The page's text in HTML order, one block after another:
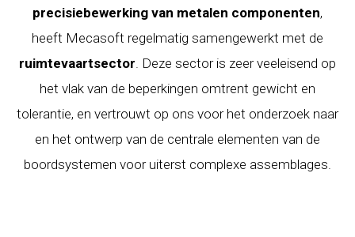
precisiebewerking van metalen componenten,
heeft Mecasoft regelmatig samengewerkt met de
ruimtevaartsector. Deze sector is zeer veeleisend op
het vlak van de beperkingen omtrent gewicht en
tolerantie, en vertrouwt op ons voor het onderzoek naar
en het ontwerp van de centrale elementen van de
boordsystemen voor uiterst complexe assemblages.